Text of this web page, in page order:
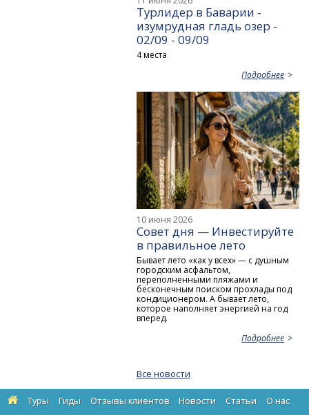
Турлидер в Баварии -
изумрудная гладь озер -
02/09 - 09/09
4 места
Подробнее
10 июня 2026
Совет дня — Инвестируйте
в правильное лето
Бывает лето «как у всех» — с душным
городским асфальтом,
переполненными пляжами и
бесконечным поиском прохлады под
кондиционером. А бывает лето,
которое наполняет энергией на год
вперед.
Подробнее
Все новости
Туры Гиды Отзывы клиентов Новости Статьи
О нас